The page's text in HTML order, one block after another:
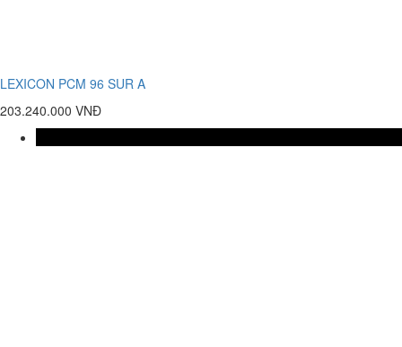
LEXICON PCM 96 SUR A
203.240.000 VNĐ